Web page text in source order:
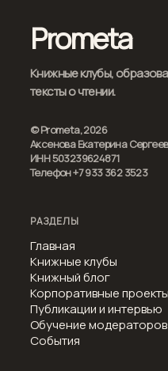
Prometa
Книжные клубы,
тексты о чтении.
© Prometa, 2026
Аксенова Екатерина
ИНН 503239624871
Телефон +7 933 362 3523
РАЗДЕЛЫ
Главная
Книжные клубы
Книжный блог
Корпоративные проекты
Публикации и интервью
Обучение модераторов
События